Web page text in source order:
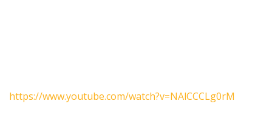
https://www.youtube.com/watch?v=NAlCCCLg0rM